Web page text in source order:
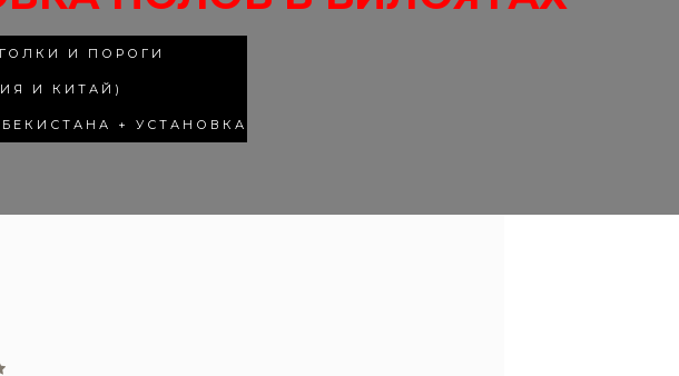
И ПОРОГИ
И КИТАЙ)
+ УСТАНОВКА